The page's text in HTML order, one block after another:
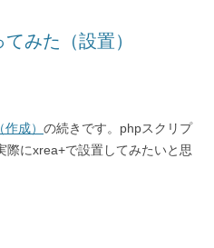
みた（設置）
成） の続きです。phpスクリプ
際にxrea+で設置してみたいと思